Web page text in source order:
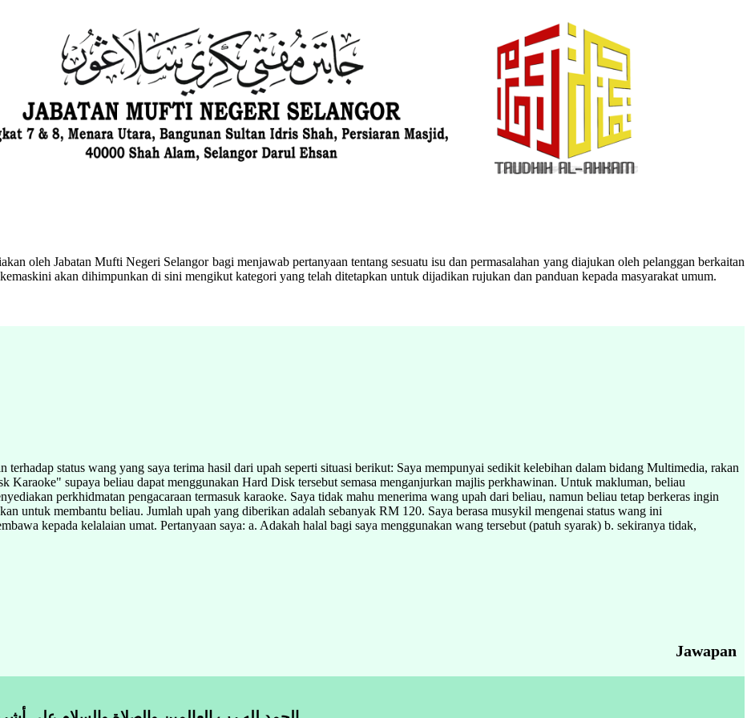
oleh Jabatan Mufti Negeri Selangor bagi menjawab pertanyaan tentang sesuatu isu dan permasalahan yang diajukan oleh pelanggan berkaitan
akan dihimpunkan di sini mengikut kategori yang telah ditetapkan untuk dijadikan rujukan dan panduan kepada masyarakat umum.
status wang yang saya terima hasil dari upah seperti situasi berikut: Saya mempunyai sedikit kelebihan dalam bidang Multimedia, rakan
Karaoke" supaya beliau dapat menggunakan Hard Disk tersebut semasa menganjurkan majlis perkhawinan. Untuk makluman, beliau
perkhidmatan pengacaraan termasuk karaoke. Saya tidak mahu menerima wang upah dari beliau, namun beliau tetap berkeras ingin
untuk membantu beliau. Jumlah upah yang diberikan adalah sebanyak RM 120. Saya berasa musykil mengenai status wang ini
kepada kelalaian umat. Pertanyaan saya: a. Adakah halal bagi saya menggunakan wang tersebut (patuh syarak) b. sekiranya tidak,
Jawapan